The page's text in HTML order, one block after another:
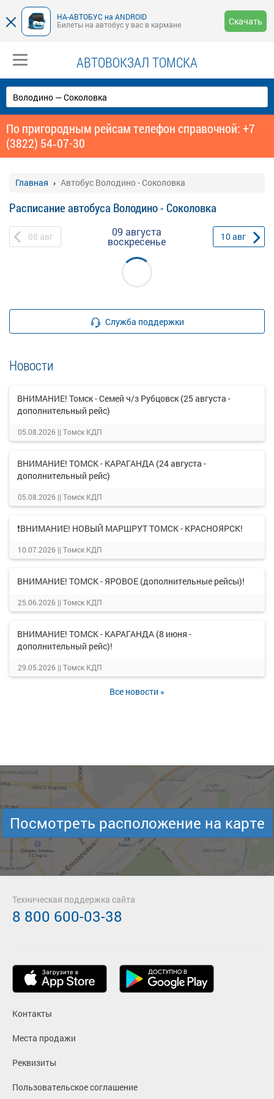
НА-АВТОБУС на ANDROID
Билеты на автобус у вас в кармане
Скачать
АВТОВОКЗАЛ ТОМСКА
По пригородным рейсам телефон справочной: +7
(3822) 54‑07-30
Главная Автобус Володино - Соколовка
Расписание автобуса Володино - Соколовка
08 авг 09 августа
воскресенье 10авг
Служба поддержки
Новости
ВНИМАНИЕ! Томск - Семей ч/з Рубцовск (25 августа -
дополнительный рейс)
05.08.2026 || Томск КДП
ВНИМАНИЕ! ТОМСК - КАРАГАНДА (24 августа -
дополнительный рейс)
05.08.2026 || Томск КДП
❗ВНИМАНИЕ! НОВЫЙ МАРШРУТ ТОМСК - КРАСНОЯРСК!
10.07.2026 || Томск КДП
ВНИМАНИЕ! ТОМСК - ЯРОВОЕ (дополнительные рейсы)!
25.06.2026 || Томск КДП
ВНИМАНИЕ! ТОМСК - КАРАГАНДА (8 июня -
дополнительный рейс)!
29.05.2026 || Томск КДП
Все новости »
Посмотреть расположение на карте
Контакты
Места продажи
Реквизиты
Пользовательское соглашение
Техническая поддержка сайта
8 800 600-03-38